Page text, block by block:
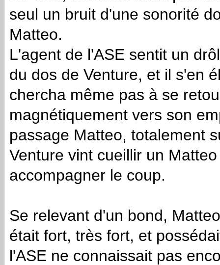
seul un bruit d'une sonorité
Matteo.
L'agent de l'ASE sentit un
du dos de Venture, et il s'en
chercha même pas à se
magnétiquement vers son
passage Matteo, totalement
Venture vint cueillir un
accompagner le coup.
Se relevant d'un bond,
était fort, très fort, et
l'ASE ne connaissait pas